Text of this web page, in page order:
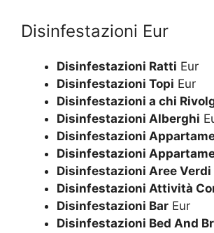
Disinfestazioni Eur
Disinfestazioni Ratti Eur
Disinfestazioni Topi Eur
Disinfestazioni a chi
Disinfestazioni Alberghi
Disinfestazioni
Disinfestazioni
Disinfestazioni Aree Verdi
Disinfestazioni Attività
Disinfestazioni Bar Eur
Disinfestazioni Bed And